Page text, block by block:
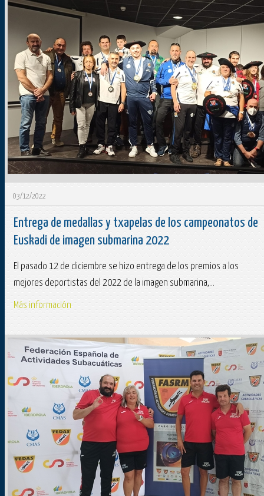
03/12/2022
Entrega de medallas y txapelas de los campeonatos de
Euskadi de imagen submarina 2022
El pasado 12 de diciembre se hizo entrega de los premios a los
mejores deportistas del 2022 de la imagen submarina,...
Más información